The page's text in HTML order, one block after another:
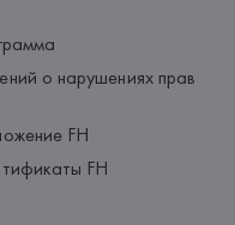
о нарушениях прав
FH
FH